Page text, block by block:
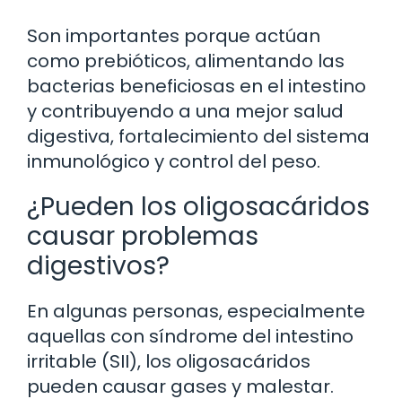
Son importantes porque actúan
como prebióticos, alimentando las
bacterias beneficiosas en el intestino
y contribuyendo a una mejor salud
digestiva, fortalecimiento del sistema
inmunológico y control del peso.
¿Pueden los oligosacáridos
causar problemas
digestivos?
En algunas personas, especialmente
aquellas con síndrome del intestino
irritable (SII), los oligosacáridos
pueden causar gases y malestar.